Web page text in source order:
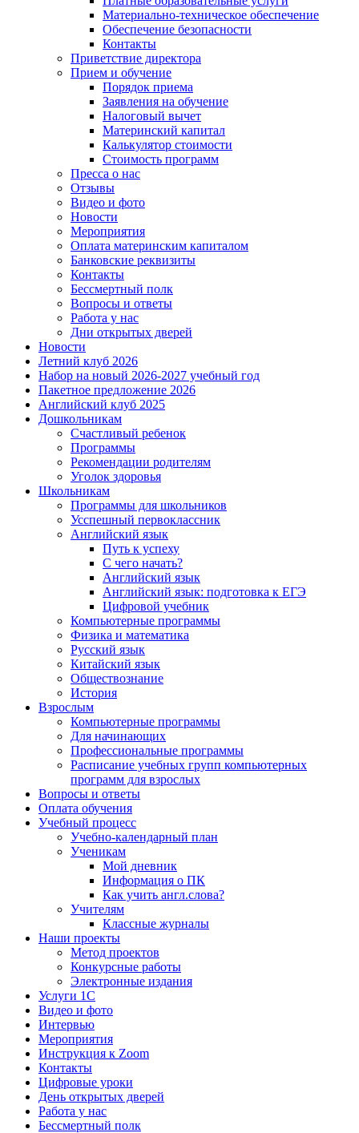
Материально-техническое обеспечение
Обеспечение безопасности
Контакты
Приветствие директора
Прием и обучение
Порядок приема
Заявления на обучение
Налоговый вычет
Материнский капитал
Калькулятор стоимости
Стоимость программ
Пресса о нас
Отзывы
Видео и фото
Новости
Мероприятия
Оплата материнским капиталом
Банковские реквизиты
Контакты
Бессмертный полк
Вопросы и ответы
Работа у нас
Дни открытых дверей
Новости
Летний клуб 2026
Набор на новый 2026-2027 учебный год
Пакетное предложение 2026
Английский клуб 2025
Дошкольникам
Счастливый ребенок
Программы
Рекомендации родителям
Уголок здоровья
Школьникам
Программы для школьников
Усспешный первоклассник
Английский язык
Путь к успеху
С чего начать?
Английский язык
Английский язык: подготовка к ЕГЭ
Цифровой учебник
Компьютерные программы
Физика и математика
Русский язык
Китайский язык
Обществознание
История
Взрослым
Компьютерные программы
Для начинающих
Профессиональные программы
Расписание учебных групп компьютерных
программ для взрослых
Вопросы и ответы
Оплата обучения
Учебный процесс
Учебно-календарный план
Ученикам
Мой дневник
Информация о ПК
Как учить англ.слова?
Учителям
Классные журналы
Наши проекты
Метод проектов
Конкурсные работы
Электронные издания
Услуги 1C
Видео и фото
Интервью
Мероприятия
Инструкция к Zoom
Контакты
Цифровые уроки
День открытых дверей
Работа у нас
Бессмертный полк